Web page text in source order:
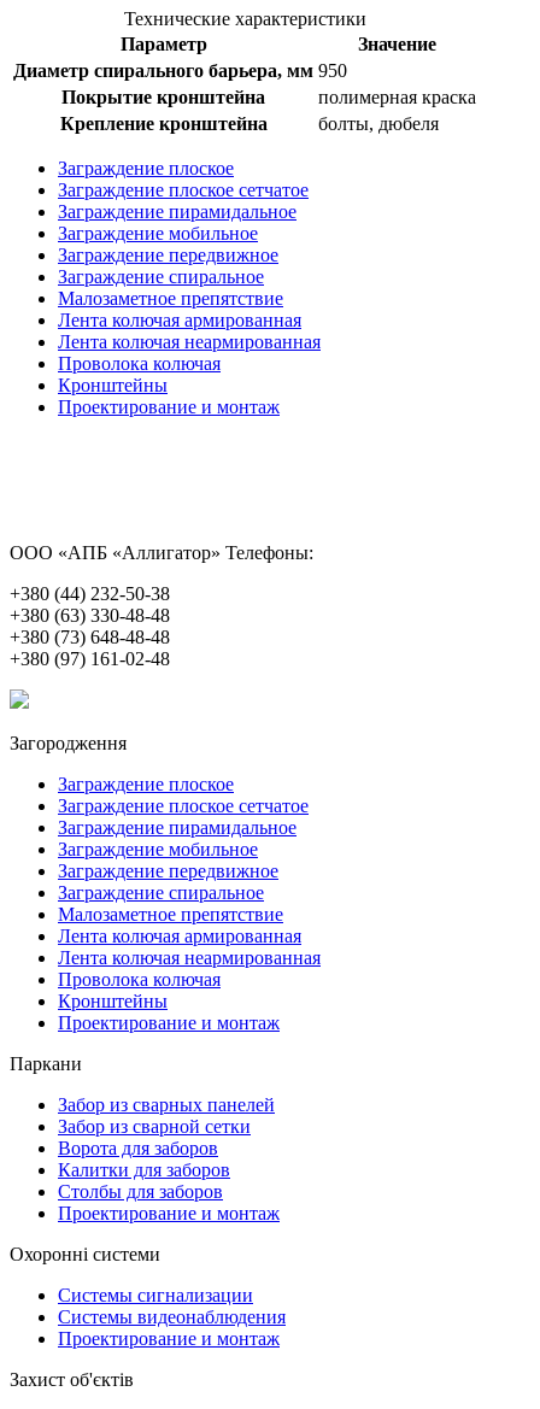
Технические характеристики
Параметр
Значение
Диаметр спирального барьера, мм 950
Покрытие кронштейна
полимерная краска
Крепление кронштейна
болты, дюбеля
Заграждение плоское
Заграждение плоское сетчатое
Заграждение пирамидальное
Заграждение мобильное
Заграждение передвижное
Заграждение спиральное
Малозаметное препятствие
Лента колючая армированная
Лента колючая неармированная
Проволока колючая
Кронштейны
Проектирование и монтаж
ООО «АПБ «Аллигатор» Телефоны:
+380 (44) 232-50-38
+380 (63) 330-48-48
+380 (73) 648-48-48
+380 (97) 161-02-48
Загородження
Заграждение плоское
Заграждение плоское сетчатое
Заграждение пирамидальное
Заграждение мобильное
Заграждение передвижное
Заграждение спиральное
Малозаметное препятствие
Лента колючая армированная
Лента колючая неармированная
Проволока колючая
Кронштейны
Проектирование и монтаж
Паркани
Забор из сварных панелей
Забор из сварной сетки
Ворота для заборов
Калитки для заборов
Столбы для заборов
Проектирование и монтаж
Охоронні системи
Системы сигнализации
Системы видеонаблюдения
Проектирование и монтаж
Захист об'єктів